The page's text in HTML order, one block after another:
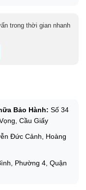
trong thời gian nhanh
Bảo Hành: Số 34
Cầu Giấy
Đức Cảnh, Hoàng
Phường 4, Quận